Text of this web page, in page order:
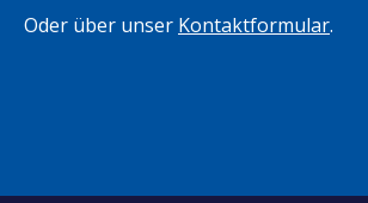
Oder über unser Kontaktformular.